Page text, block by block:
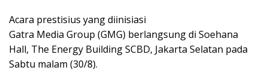
Acara prestisius yang diinisiasi
Gatra Media Group (GMG) berlangsung di Soehana
Hall, The Energy Building SCBD, Jakarta Selatan pada
Sabtu malam (30/8).